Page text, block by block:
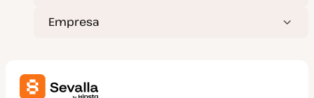
Empresa